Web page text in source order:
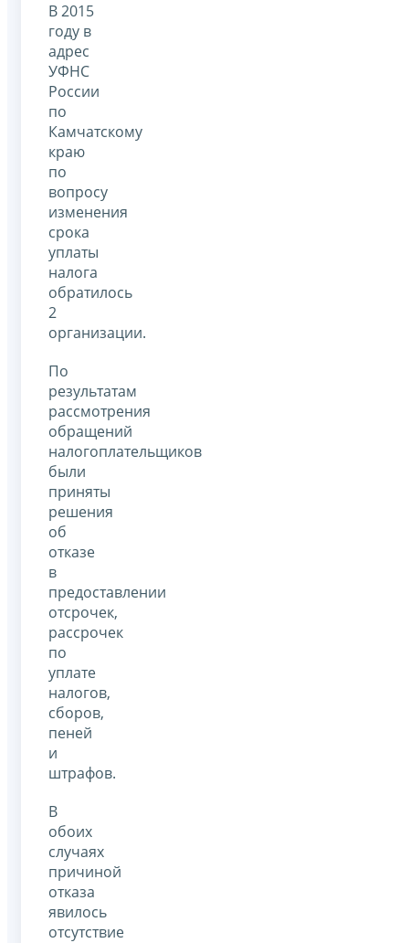
В 2015
году в
адрес
УФНС
России
по
Камчатскому
краю
по
вопросу
изменения
срока
уплаты
налога
обратилось
2
организации.
По
результатам
рассмотрения
обращений
налогоплательщиков
были
приняты
решения
об
отказе
в
предоставлении
отсрочек,
рассрочек
по
уплате
налогов,
сборов,
пеней
и
штрафов.
В
обоих
случаях
причиной
отказа
явилось
отсутствие